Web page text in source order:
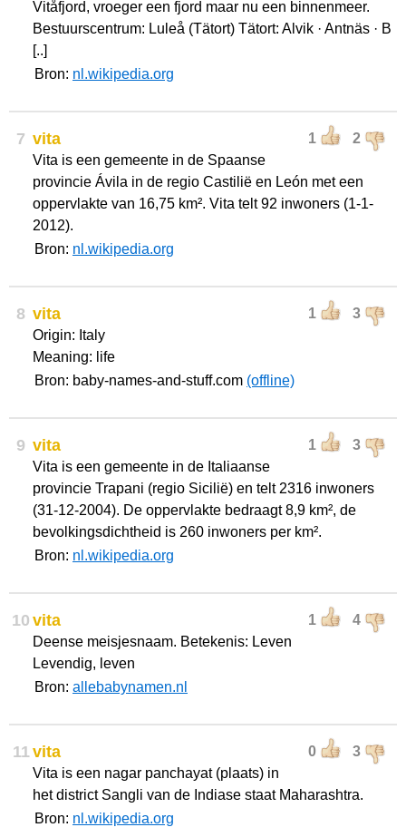
Vitåfjord, vroeger een fjord maar nu een binnenmeer.
Bestuurscentrum: Luleå (Tätort) Tätort: Alvik · Antnäs · B
[..]
Bron: nl.wikipedia.org
7 1 2
vita
Vita is een gemeente in de Spaanse
provincie Ávila in de regio Castilië en León met een
oppervlakte van 16,75 km². Vita telt 92 inwoners (1-1-
2012).
Bron: nl.wikipedia.org
8 1 3
vita
Origin: Italy
Meaning: life
Bron: baby-names-and-stuff.com (offline)
9 1 3
vita
Vita is een gemeente in de Italiaanse
provincie Trapani (regio Sicilië) en telt 2316 inwoners
(31-12-2004). De oppervlakte bedraagt 8,9 km², de
bevolkingsdichtheid is 260 inwoners per km².
Bron: nl.wikipedia.org
10 1 4
vita
Deense meisjesnaam. Betekenis: Leven
Levendig, leven
Bron: allebabynamen.nl
11 0 3
vita
Vita is een nagar panchayat (plaats) in
het district Sangli van de Indiase staat Maharashtra.
Bron: nl.wikipedia.org